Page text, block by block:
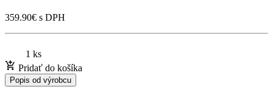
359.90€ s DPH
1 ks
Pridať do košíka
Popis od výrobcu